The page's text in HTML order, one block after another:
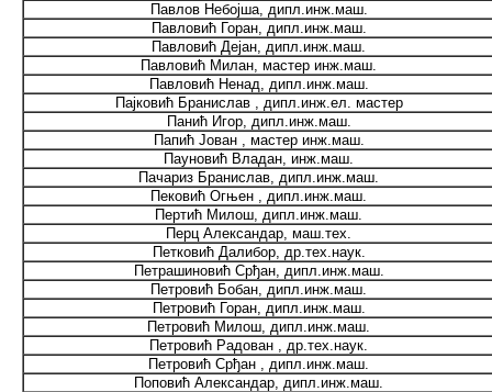
Павлов Небојша, дипл.инж.маш.
Павловић Горан, дипл.инж.маш.
Павловић Дејан, дипл.инж.маш.
Павловић Милан, мастер инж.маш.
Павловић Ненад, дипл.инж.маш.
Пајковић Бранислав , дипл.инж.ел. мастер
Панић Игор, дипл.инж.маш.
Папић Јован , мастер инж.маш.
Пауновић Владан, инж.маш.
Пачариз Бранислав, дипл.инж.маш.
Пековић Огњен , дипл.инж.маш.
Пертић Милош, дипл.инж.маш.
Перц Александар, маш.тех.
Петковић Далибор, др.тех.наук.
Петрашиновић Срђан, дипл.инж.маш.
Петровић Бобан, дипл.инж.маш.
Петровић Горан, дипл.инж.маш.
Петровић Милош, дипл.инж.маш.
Петровић Радован , др.тех.наук.
Петровић Срђан , дипл.инж.маш.
Поповић Александар, дипл.инж.маш.